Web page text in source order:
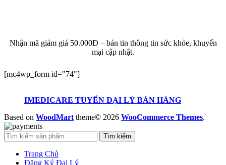
Nhận mã giảm giá 50.000Đ – bản tin thông tin sức khỏe, khuyến
mại cập nhật.
[mc4wp_form id="74"]
IMEDICARE TUYỂN ĐẠI LÝ BÁN HÀNG
Based on WoodMart theme© 2026 WooCommerce Themes.
Tìm kiếm
Trang Chủ
Đăng Ký Đại Lý